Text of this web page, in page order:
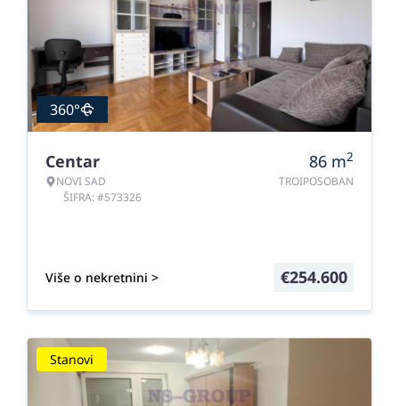
360°
Centar
NOVI SAD
ŠIFRA: #573326
86 m2
TROIPOSOBAN
Više o nekretnini > €254.600
Stanovi